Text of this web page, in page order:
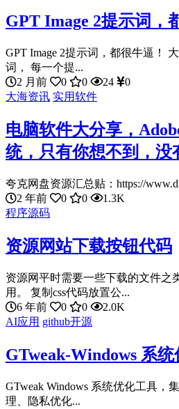
GPT Image 2提示词，
GPT Image 2提示词，都很牛逼！
词， 每一个提...
2 月前
0 0 24
0
大海资讯 实用软件
电脑软件大分享，
统，只有你想不到，没
夸克网盘资源汇总贴：https://
2 年前
0 0
1.3K
程序源码
资源网站下载按钮代码
资源网平时需要一些下载的文件之
用。 复制css代码放置公...
6 年前
0 0
2.0K
AI应用 github开源
GTweak-Windows 系
GTweak Windows 系统优化工具，
理、隐私优化...